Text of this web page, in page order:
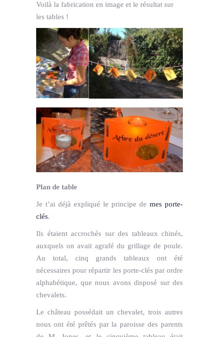
Voilà la fabrication en image et le résultat sur
les tables !
Plan de table
Je t’ai déjà expliqué le principe de mes porte-
clés.
Ils étaient accrochés sur des tableaux chinés,
auxquels on avait agrafé du grillage de poule.
Au total, cinq grands tableaux ont été
nécessaires pour répartir les porte-clés par ordre
alphabétique, que nous avons disposé sur des
chevalets.
Le château possédait un chevalet, trois autres
nous ont été prêtés par la paroisse des parents